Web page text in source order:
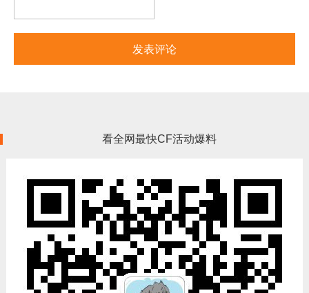
看全网最快CF活动爆料